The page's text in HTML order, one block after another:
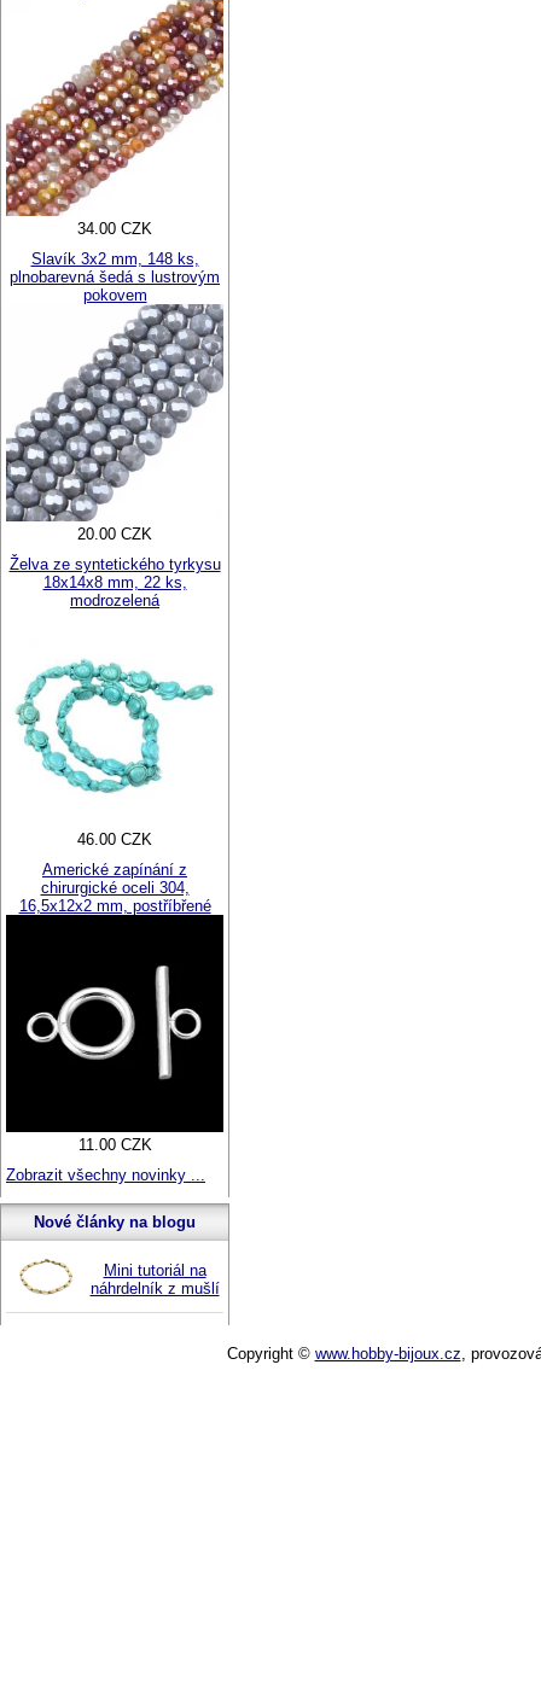
34.00 CZK
Slavík 3x2 mm, 148 ks,
plnobarevná šedá s lustrovým
pokovem
20.00 CZK
Želva ze syntetického tyrkysu
18x14x8 mm, 22 ks,
modrozelená
46.00 CZK
Americké zapínání z
chirurgické oceli 304,
16,5x12x2 mm, postříbřené
11.00 CZK
Zobrazit všechny novinky ...
Nové články na blogu
Mini tutoriál na
náhrdelník z mušlí
Copyright © www.hobby-bijoux.cz